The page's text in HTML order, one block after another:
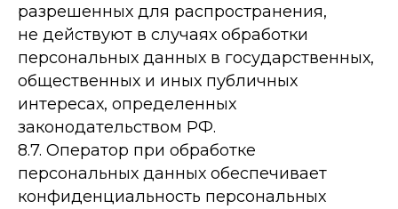
разрешенных для распространения,
не действуют в случаях обработки
персональных данных в государственных,
общественных и иных публичных
интересах, определенных
законодательством РФ.
8.7. Оператор при обработке
персональных данных обеспечивает
конфиденциальность персональных